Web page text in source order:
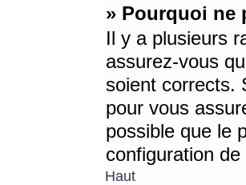
» Pourquoi ne
Il y a plusieurs
assurez-vous
soient corrects.
pour vous
possible que le
configuration
Haut